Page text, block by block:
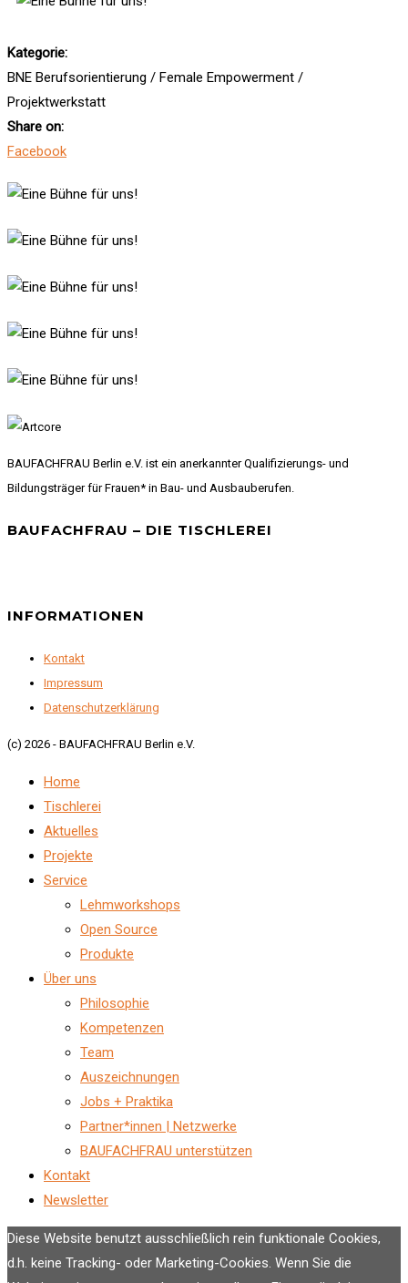
Kategorie:
BNE Berufsorientierung / Female Empowerment /
Projektwerkstatt
Share on:
Facebook
BAUFACHFRAU Berlin e.V. ist ein anerkannter Qualifizierungs- und
Bildungsträger für Frauen* in Bau- und Ausbauberufen.
BAUFACHFRAU – DIE TISCHLEREI
INFORMATIONEN
Kontakt
Impressum
Datenschutzerklärung
(c) 2026 - BAUFACHFRAU Berlin e.V.
Home
Tischlerei
Aktuelles
Projekte
Service
Lehmworkshops
Open Source
Produkte
Über uns
Philosophie
Kompetenzen
Team
Auszeichnungen
Jobs + Praktika
Partner*innen | Netzwerke
BAUFACHFRAU unterstützen
Kontakt
Newsletter
Diese Website benutzt ausschließlich rein funktionale Cookies,
d.h. keine Tracking- oder Marketing-Cookies. Wenn Sie die